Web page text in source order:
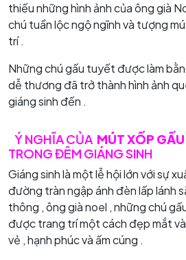
thiếu những hình ảnh của ông già
chú tuần lộc ngộ ngĩnh và tượng
trí .
Những chú gấu tuyết được làm
dễ thương đã trở thành hình ảnh
giáng sinh đến .
Ý NGHĨA CỦA MÚT XỐP
TRONG ĐÊM GIÁNG SINH
Giáng sinh là một lễ hội lớn với sự
đường tràn ngập ánh đèn lấp lánh
thông , ông già noel , những chú
được trang trí một cách đẹp mắt
vẻ , hạnh phúc và ấm cúng .